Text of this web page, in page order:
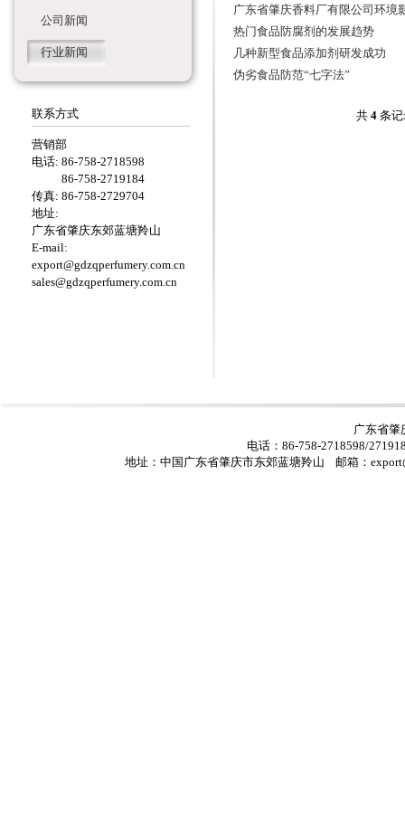
公司新闻
行业新闻
联系方式
营销部
电话: 86-758-2718598
86-758-2719184
传真: 86-758-2729704
地址:
广东省肇庆东郊蓝塘羚山
E-mail:
export@gdzqperfumery.com.cn
sales@gdzqperfumery.com.cn
广东省肇庆香料厂有限公司环境
热门食品防腐剂的发展趋势
几种新型食品添加剂研发成功
伪劣食品防范“七字法”
共 4条记
广东省
电话：86-758-2718598/
地址：中国广东省肇庆市东郊蓝塘羚山 邮箱：